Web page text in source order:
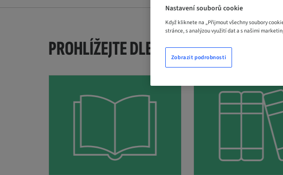
PROHLÍŽEJTE DLE KATEGORIE
Nastavení souborů cookie
Když kliknete na „Přijmout všechny soubory
stránce, s analýzou využití dat a s našimi
Zobrazit podrobnosti